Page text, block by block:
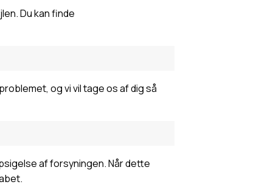
Du kan finde
og vi vil tage os af dig så
af forsyningen. Når dette